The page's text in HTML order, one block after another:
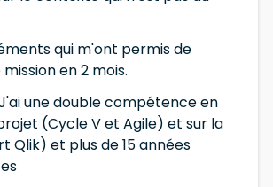
qui m'ont permis de
en 2 mois.
une double compétence en
(Cycle V et Agile) et sur la
Qlik) et plus de 15 années